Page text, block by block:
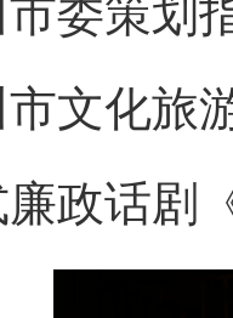
委策划
文化旅
政话剧